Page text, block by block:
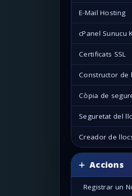
E-Mail Hosting
cPanel Sunucu
Certificats SSL
Constructor de
Còpia de
Seguretat del
Creador de
Accions
Registrar un